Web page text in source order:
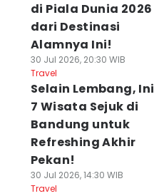
di Piala Dunia 2026
dari Destinasi
Alamnya Ini!
30 Jul 2026, 20:30 WIB
Travel
Selain Lembang, Ini
7 Wisata Sejuk di
Bandung untuk
Refreshing Akhir
Pekan!
30 Jul 2026, 14:30 WIB
Travel